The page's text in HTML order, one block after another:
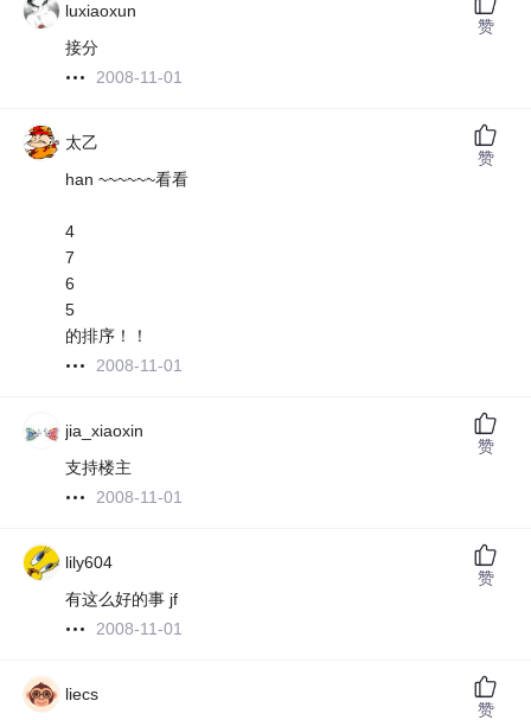
luxiaoxun
接分
2008-11-01
赞
太乙
han ~~~~~~看看
4
7
6
5
的排序！！
2008-11-01
赞
jia_xiaoxin
支持楼主
2008-11-01
赞
lily604
有这么好的事 jf
2008-11-01
赞
liecs
赞